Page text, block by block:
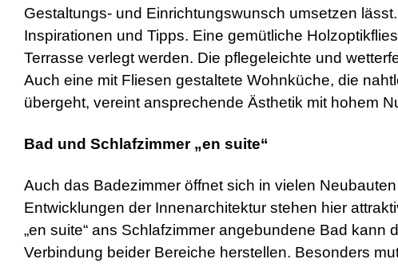
Gestaltungs- und Einrichtungswunsch umsetzen
Inspirationen und Tipps. Eine gemütliche
Terrasse verlegt werden. Die pflegeleichte und
Auch eine mit Fliesen gestaltete Wohnküche, die
übergeht, vereint ansprechende Ästhetik mit hohem
Bad und Schlafzimmer „en suite“
Auch das Badezimmer öffnet sich in vielen
Entwicklungen der Innenarchitektur stehen hier
„en suite“ ans Schlafzimmer angebundene Bad
Verbindung beider Bereiche herstellen. Besonders